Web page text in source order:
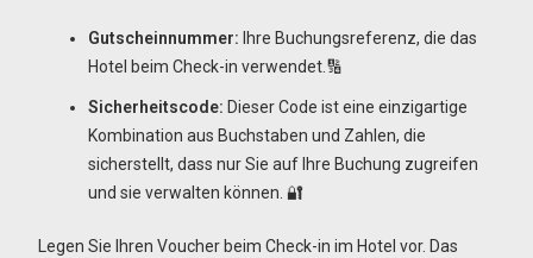
Gutscheinnummer: Ihre Buchungsreferenz, die das
Hotel beim Check-in verwendet.🔢
Sicherheitscode: Dieser Code ist eine einzigartige
Kombination aus Buchstaben und Zahlen, die
sicherstellt, dass nur Sie auf Ihre Buchung zugreifen
und sie verwalten können. 🔐
Legen Sie Ihren Voucher beim Check-in im Hotel vor. Das